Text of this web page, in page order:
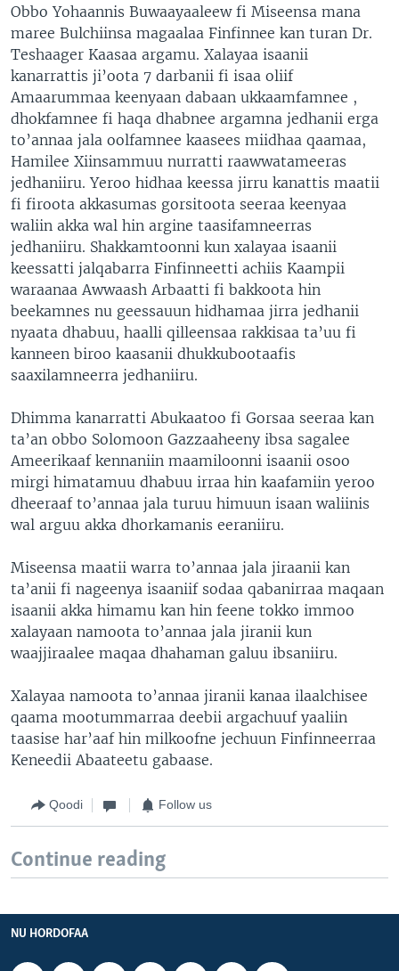
Obbo Yohaannis Buwaayaaleew fi Miseensa mana
maree Bulchiinsa magaalaa Finfinnee kan turan Dr.
Teshaager Kaasaa argamu. Xalayaa isaanii
kanarrattis ji’oota 7 darbanii fi isaa oliif
Amaarummaa keenyaan dabaan ukkaamfamnee ,
dhokfamnee fi haqa dhabnee argamna jedhanii erga
to’annaa jala oolfamnee kaasees miidhaa qaamaa,
Hamilee Xiinsammuu nurratti raawwatameeras
jedhaniiru. Yeroo hidhaa keessa jirru kanattis maatii
fi firoota akkasumas gorsitoota seeraa keenyaa
waliin akka wal hin argine taasifamneerras
jedhaniiru. Shakkamtoonni kun xalayaa isaanii
keessatti jalqabarra Finfinneetti achiis Kaampii
waraanaa Awwaash Arbaatti fi bakkoota hin
beekamnes nu geessauun hidhamaa jirra jedhanii
nyaata dhabuu, haalli qilleensaa rakkisaa ta’uu fi
kanneen biroo kaasanii dhukkubootaafis
saaxilamneerra jedhaniiru.
Dhimma kanarratti Abukaatoo fi Gorsaa seeraa kan
ta’an obbo Solomoon Gazzaaheeny ibsa sagalee
Ameerikaaf kennaniin maamiloonni isaanii osoo
mirgi himatamuu dhabuu irraa hin kaafamiin yeroo
dheeraaf to’annaa jala turuu himuun isaan waliinis
wal arguu akka dhorkamanis eeraniiru.
Miseensa maatii warra to’annaa jala jiraanii kan
ta’anii fi nageenya isaaniif sodaa qabanirraa maqaan
isaanii akka himamu kan hin feene tokko immoo
xalayaan namoota to’annaa jala jiranii kun
waajjiraalee maqaa dhahaman galuu ibsaniiru.
Xalayaa namoota to’annaa jiranii kanaa ilaalchisee
qaama mootummarraa deebii argachuuf yaaliin
taasise har’aaf hin milkoofne jechuun Finfinneerraa
Keneedii Abaateetu gabaase.
Qoodi Follow us
Continue reading
NU HORDOFAA